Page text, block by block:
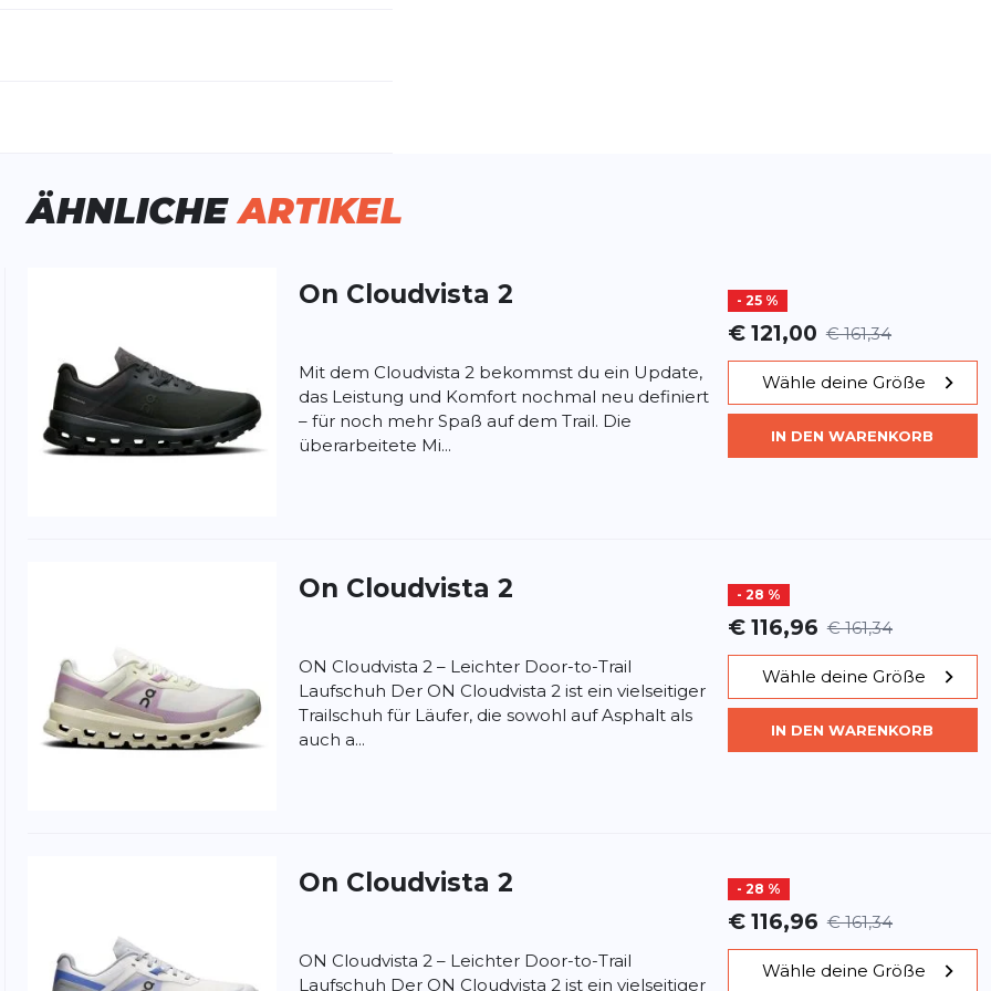
mittel
ÄHNLICHEARTIKEL
On Cloudvista 2 - 25 %
€ 121,00 € 161,34
Mit dem Cloudvista 2 bekommst du ein Update,
das Leistung und Komfort nochmal neu definiert
– für noch mehr Spaß auf dem Trail. Die
überarbeitete Mi...
Wähle deine Größe
IN DEN WARENKORB
On Cloudvista 2 - 28 %
€ 116,96 € 161,34
ON Cloudvista 2 – Leichter Door-to-Trail
Laufschuh Der ON Cloudvista 2 ist ein vielseitiger
Trailschuh für Läufer, die sowohl auf Asphalt als
auch a...
Wähle deine Größe
IN DEN WARENKORB
On Cloudvista 2 - 28 %
€ 116,96 € 161,34
ON Cloudvista 2 – Leichter Door-to-Trail
Laufschuh Der ON Cloudvista 2 ist ein vielseitiger
Wähle deine Größe